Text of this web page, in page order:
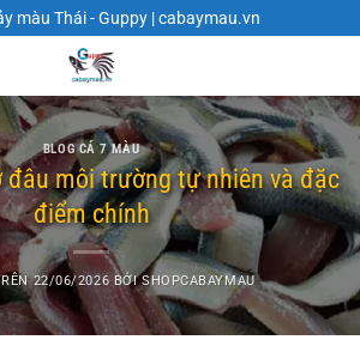
màu Thái - Guppy | cabaymau.vn
BLOG CÁ 7 MÀU
đâu môi trường tự nhiên và đặc
điểm chính
22/06/2026 BỞISHOPCABAYMAU